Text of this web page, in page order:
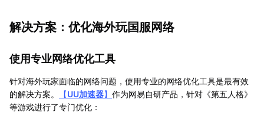
解决方案：优化海外玩国服网络
使用专业网络优化工具
针对海外玩家面临的网络问题，使用专业的网络优化工具是最有效
的解决方案。
【UU加速器】 作为网易自研产品，针对《第五人格》
等游戏进行了专门优化：